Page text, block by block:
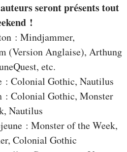
seront présents tout
!
: Mindjammer,
(Version Anglaise), Arthung
etc.
: Colonial Gothic, Nautilus
: Colonial Gothic, Monster
Nautilus
: Monster of the Week,
Colonial Gothic